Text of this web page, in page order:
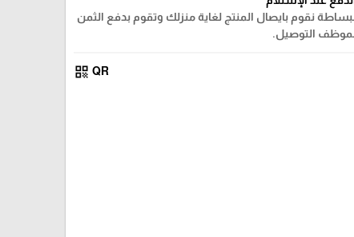
نقوم بايصال المنتج لغاية منزلك وتقوم بدفع الثمن
التوصيل.
QR
qr_code